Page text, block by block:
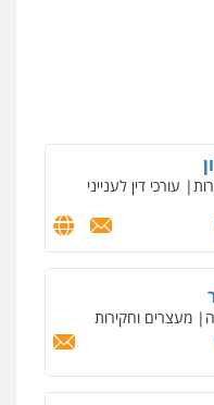
עורכי דין לענייני
מעצרים וחקירות